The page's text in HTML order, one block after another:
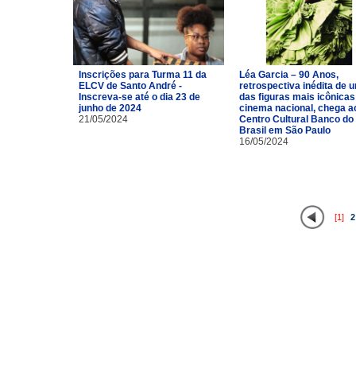
Inscrições para Turma 11 da
ELCV de Santo André -
Inscreva-se até o dia 23 de
junho de 2024
21/05/2024
Léa Garcia – 90 Anos,
retrospectiva inédita de
das figuras mais
cinema nacional, chega
Centro Cultural Banco do
Brasil em São Paulo
16/05/2024
[1] 2